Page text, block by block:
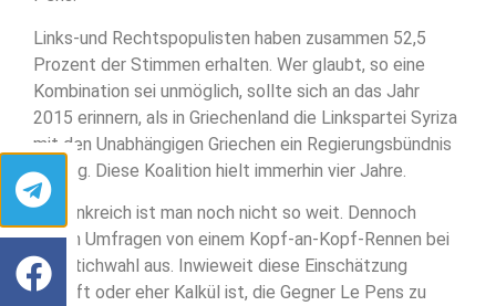
Links-und Rechtspopulisten haben zusammen 52,5
Prozent der Stimmen erhalten. Wer glaubt, so eine
Kombination sei unmöglich, sollte sich an das Jahr
2015 erinnern, als in Griechenland die Linkspartei Syriza
mit den Unabhängigen Griechen ein Regierungsbündnis
einging. Diese Koalition hielt immerhin vier Jahre.
In Frankreich ist man noch nicht so weit. Dennoch
gehen Umfragen von einem Kopf-an-Kopf-Rennen bei
der Stichwahl aus. Inwieweit diese Einschätzung
zutrifft oder eher Kalkül ist, die Gegner Le Pens zu